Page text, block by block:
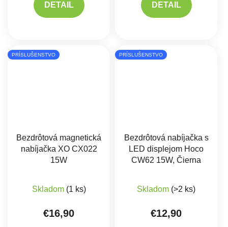
DETAIL DETAIL
PRÍSLUŠENSTVO
Bezdrôtová magnetická
nabíjačka XO CX022
15W
Skladom (1 ks)
€16,90
PRÍSLUŠENSTVO
Bezdrôtová nabíjačka s
LED displejom Hoco
CW62 15W, Čierna
Skladom (>2 ks)
€12,90